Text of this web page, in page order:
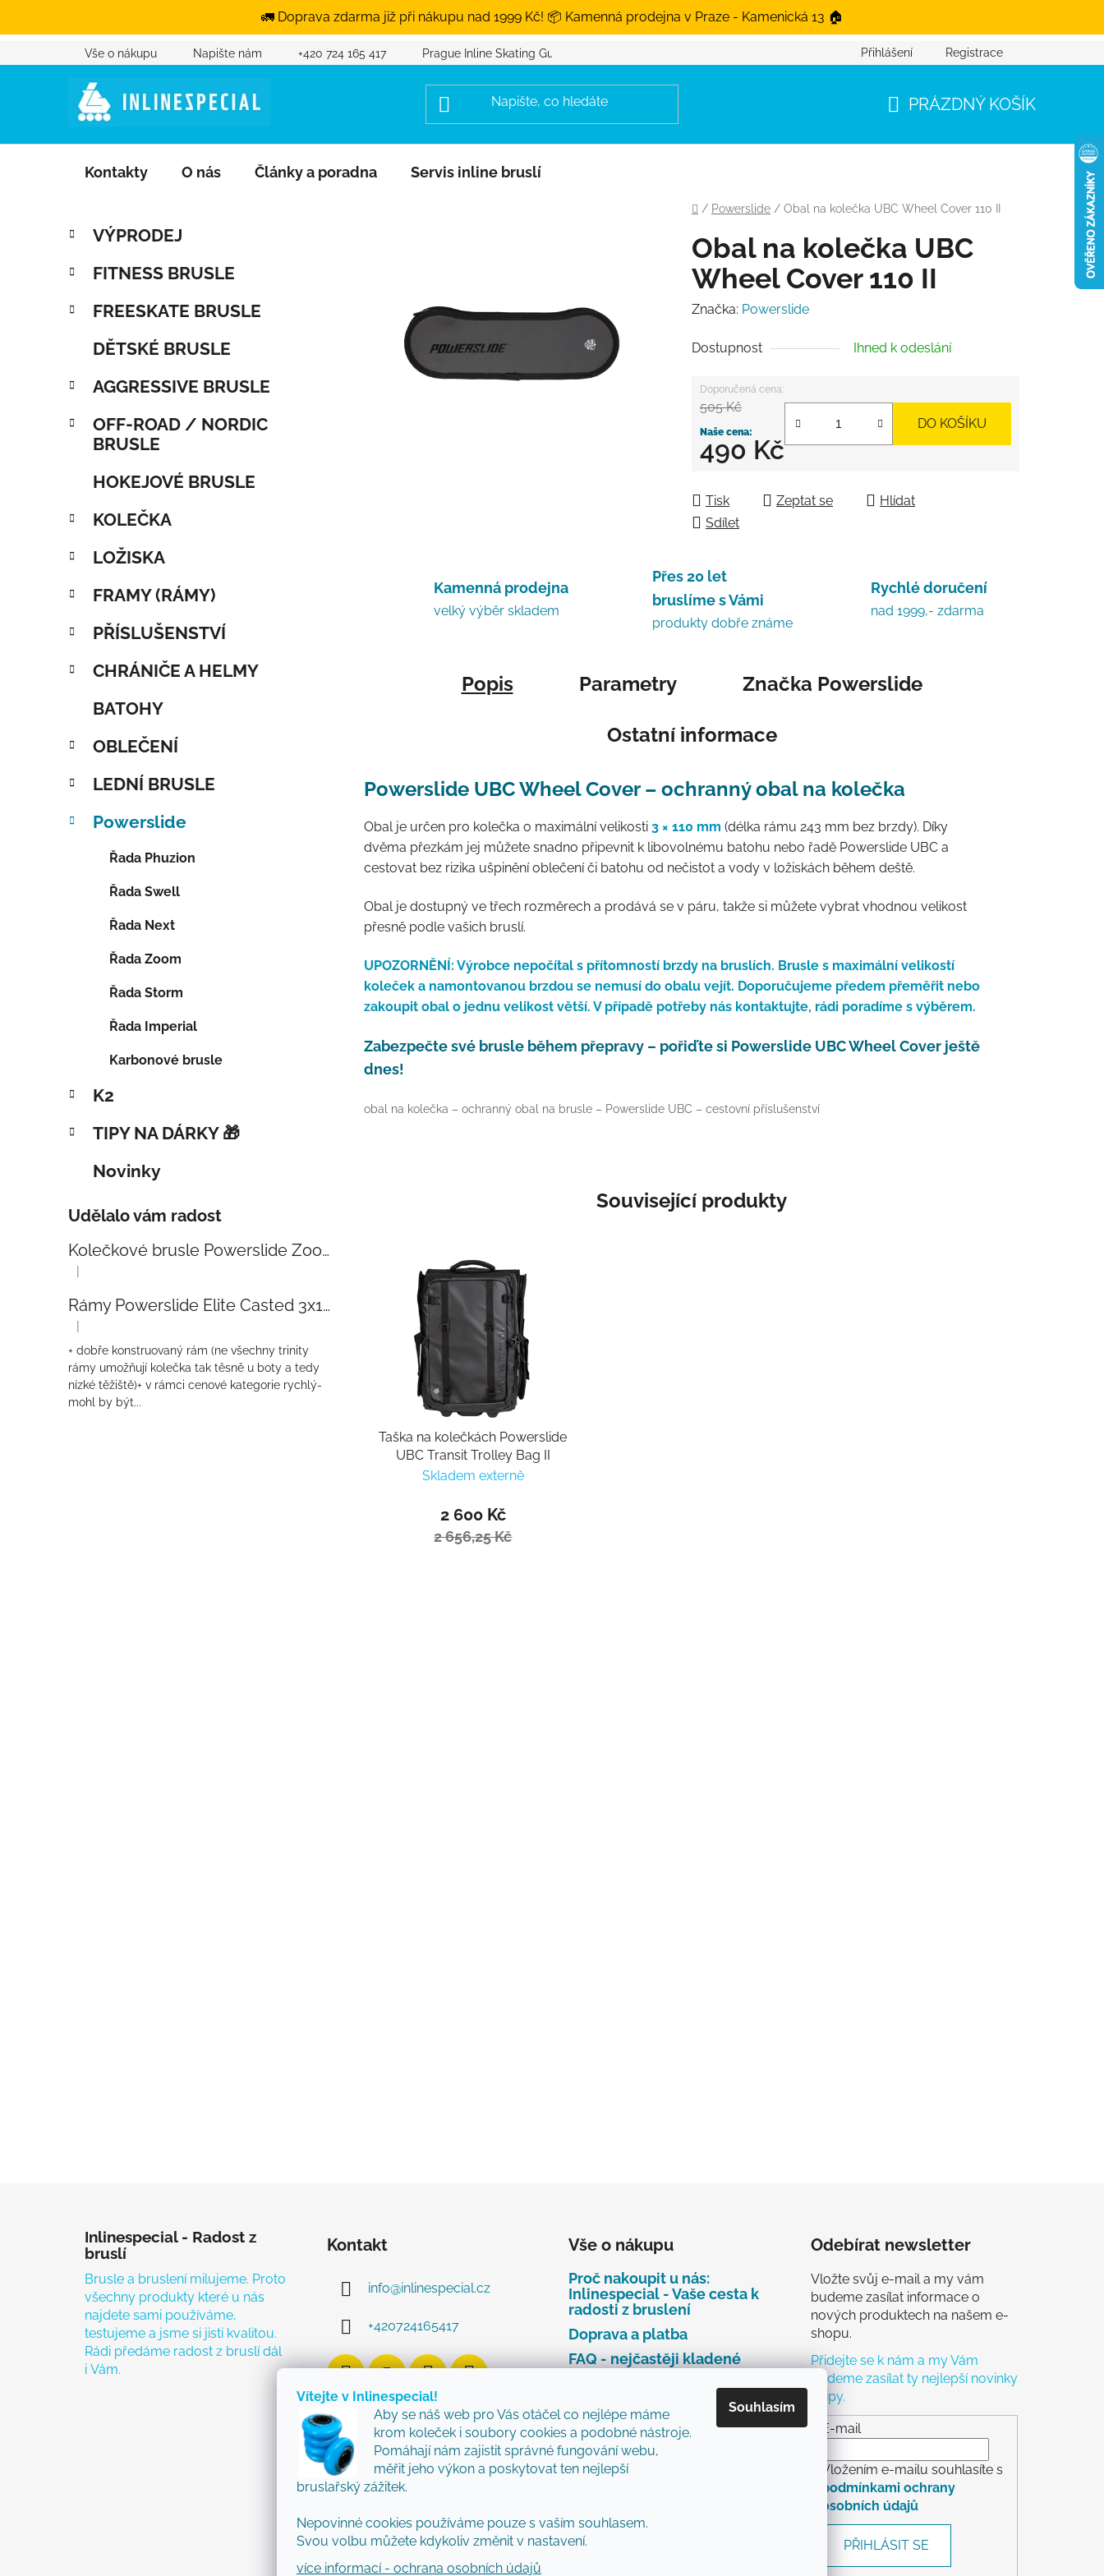
🚛 Doprava zdarma již při nákupu nad 1999 Kč! 📦 Kamenná prodejna v Praze - Kamenická 13 🏠
Vítejte v Inlinespecial!
Aby se náš web pro Vás otáčel co nejlépe máme
krom koleček i soubory cookies a podobné nástroje.
Pomáhají nám zajistit správné fungování webu,
měřit jeho výkon a poskytovat ten nejlepší
bruslařský zážitek.
Nepovinné cookies používáme pouze s vaším souhlasem.
Svou volbu můžete kdykoliv změnit v nastavení.
více informací - ochrana osobních údajů
Souhlasím
Přejít na obsah
Vše o nákupu Napište nám +420 724 165 417 Prague Inline Skating Guide Přihlášení Registrace
PRÁZDNÝ KOŠÍK
Kontakty O nás Články a poradna Servis inline bruslí
Domů
/ Powerslide / Obal na kolečka UBC Wheel Cover 110 II
Postranní panel
Přeskočit kategorie
Kategorie
VÝPRODEJ
FITNESS BRUSLE
FREESKATE BRUSLE
DĚTSKÉ BRUSLE
AGGRESSIVE BRUSLE
OFF-ROAD / NORDIC
BRUSLE
HOKEJOVÉ BRUSLE
KOLEČKA
LOŽISKA
FRAMY (RÁMY)
PŘÍSLUŠENSTVÍ
CHRÁNIČE A HELMY
BATOHY
OBLEČENÍ
LEDNÍ BRUSLE
Powerslide
Řada Phuzion
Řada Swell
Řada Next
Řada Zoom
Řada Storm
Řada Imperial
Karbonové brusle
K2
TIPY NA DÁRKY 🎁
Novinky
Udělalo vám radost
Kolečkové brusle Powerslide Zoom Baby Blue 80
Hodnocení produktu je 5 z 5 hvězdiček.
|
Rámy Powerslide Elite Casted 3x110 Trinity 270mm
Hodnocení produktu je 4 z 5 hvězdiček.
|
+ dobře konstruovaný rám (ne všechny trinity
rámy umožňují kolečka tak těsně u boty a tedy
nízké těžiště)+ v rámci cenové kategorie rychlý-
mohl by být...
Obal na kolečka UBC
Wheel Cover 110 II
Značka: Powerslide
Dostupnost Ihned k odeslání
505 Kč
490 Kč
DO KOŠÍKU
Tisk Zeptat se
Hlídat
Sdílet
Kamenná prodejna
velký výběr skladem
Přes 20 let
bruslíme s Vámi
produkty dobře známe
Rychlé doručení
nad 1999,- zdarma
Popis Parametry Značka Powerslide
Ostatní informace
Powerslide UBC Wheel Cover – ochranný obal na kolečka
Obal je určen pro kolečka o maximální velikosti 3 × 110 mm (délka rámu 243 mm bez brzdy). Díky
dvěma přezkám jej můžete snadno připevnit k libovolnému batohu nebo řadě Powerslide UBC a
cestovat bez rizika ušpinění oblečení či batohu od nečistot a vody v ložiskách během deště.
Obal je dostupný ve třech rozměrech a prodává se v páru, takže si můžete vybrat vhodnou velikost
přesně podle vašich bruslí.
UPOZORNĚNÍ: Výrobce nepočítal s přítomností brzdy na bruslích. Brusle s maximální velikostí
koleček a namontovanou brzdou se nemusí do obalu vejít. Doporučujeme předem přeměřit nebo
zakoupit obal o jednu velikost větší. V případě potřeby nás kontaktujte, rádi poradíme s výběrem.
Zabezpečte své brusle během přepravy – pořiďte si Powerslide UBC Wheel Cover ještě
dnes!
obal na kolečka – ochranný obal na brusle – Powerslide UBC – cestovní příslušenství
Související produkty
Taška na kolečkách Powerslide
UBC Transit Trolley Bag II
Skladem externě
2 600 Kč
2 656,25 Kč
Inlinespecial - Radost z
bruslí
Brusle a bruslení milujeme. Proto
všechny produkty které u nás
najdete sami používáme,
testujeme a jsme si jisti kvalitou.
Rádi předáme radost z bruslí dál
i Vám.
Kontakt
info@inlinespecial.cz
+420724165417
Vše o nákupu
Proč nakoupit u nás:
Inlinespecial - Vaše cesta k
radosti z bruslení
Doprava a platba
FAQ - nejčastěji kladené
Najdete u nás tyto značky
Zásady ochrany osobních
údajů
Obchodní podmínky
nebo výměnu zboží
Odebírat newsletter
Vložte svůj e-mail a my vám
budeme zasílat informace o
nových produktech na našem e-
shopu.
Přidejte se k nám a my Vám
budeme zasílat ty nejlepší novinky
a tipy.
E-mail
Vložením e-mailu souhlasíte s
podmínkami ochrany
osobních údajů
PŘIHLÁSIT SE